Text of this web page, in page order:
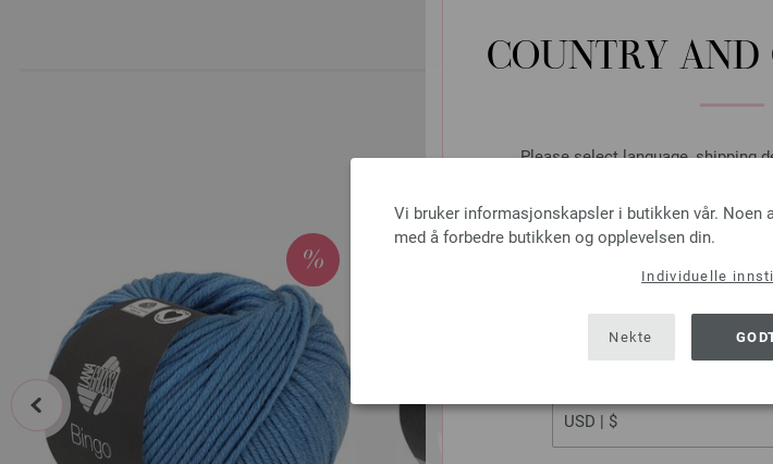
COUNTRY AND
Please select language, shipping
SHIPPING TO
USA - The United States
Vi bruker informasjonskapsler i butikken vår. Noen
med å forbedre butikken og opplevelsen din.
Individuelle
Nekte
prev